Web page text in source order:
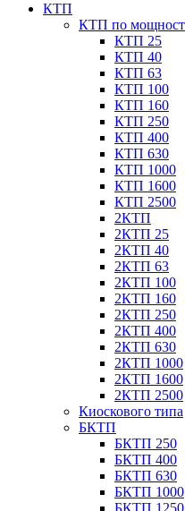
КТП
КТП по
КТП 25
КТП 40
КТП 63
КТП 100
КТП 160
КТП 250
КТП 400
КТП 630
КТП 1000
КТП 1600
КТП 2500
2КТП
2КТП 25
2КТП 40
2КТП 63
2КТП 100
2КТП 160
2КТП 250
2КТП 400
2КТП 630
2КТП 1000
2КТП 1600
2КТП 2500
Киоскового типа
БКТП
БКТП 250
БКТП 400
БКТП 630
БКТП 1000
БКТП 1250